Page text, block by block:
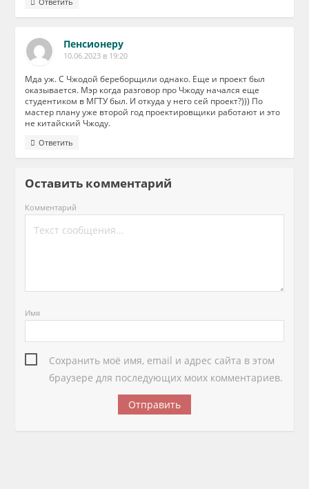
Пенсионеру
10.06.2023 в 19:20
Мда уж. С Чжодой береборщили однако. Еще и проект был
оказывается. Мэр когда разговор про Чжоду начался еще
студентиком в МГТУ был. И откуда у него сей проект?))) По
мастер плану уже второй год проектировщики работают и это
не китайский Чжоду.
Ответить
Оставить комментарий
Комментарий
Имя
Сохранить моё имя, email и адрес сайта в этом
браузере для последующих моих комментариев.